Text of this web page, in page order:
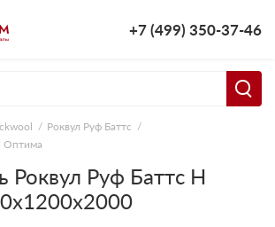
+7 (499) 350-37-46
Роквул Руф Баттс
Оптима
Роквул Руф Баттс Н